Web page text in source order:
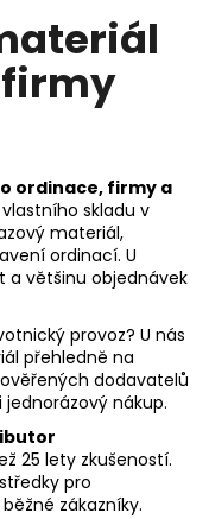
ordinace, firmy a
skladu v
materiál,
ordinací. U
a většinu objednávek
provoz? U nás
přehledně na
dodavatelů
nákup.
25 lety zkušeností.
pro
zákazníky.